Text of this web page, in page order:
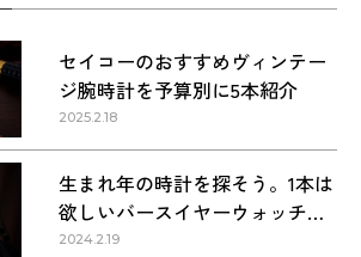
セイコーのおすすめヴィンテー
ジ腕時計を予算別に5本紹介
2025.2.18
生まれ年の時計を探そう。1本は
欲しいバースイヤーウォッチ・
1960〜1990年代の名作9本
2024.2.19